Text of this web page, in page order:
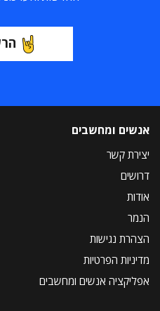
אנשים ומחשבים
יצירת קשר
דרושים
אודות
הנמר
הצהרת נגישות
מדיניות הפרטיות
אפליקציה אנשים ומחשבים